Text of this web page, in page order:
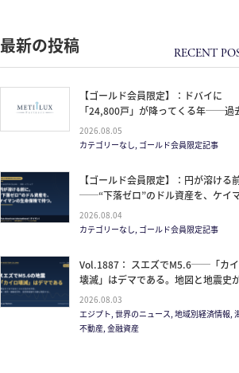
最新の投稿
【ゴールド会員限定】：ドバイに
「24,800戸」が降ってくる年──過
20年で最大の引き渡しラッシュと、ミ
イルが崩した“安全神話”。2027年の
2026.08.05
カテゴリーなし, ゴールド会員限定記事
【ゴールド会員限定】：円が溶ける
──“下落ゼロ”のドル資産を、ケイ
の生命保険で持つ。
2026.08.04
カテゴリーなし, ゴールド会員限定記事
Vol.1887： スエズでM5.6──「カ
壊滅」はデマである。地図と地震史
す”距離を無視した恐怖”
2026.08.03
エジプト, 世界のニュース, 地域別経済情報,
不動産, 金融資産